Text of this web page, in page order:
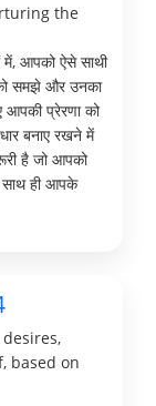
the
में, आपको ऐसे साथी
को समझे और उनका
प्रेरणा को
बनाए रखने में
है जो आपको
ही आपके
based on